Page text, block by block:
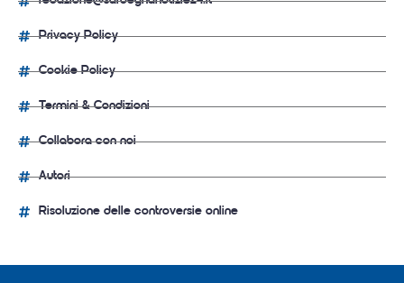
Privacy Policy
Cookie Policy
Termini & Condizioni
Collabora con noi
Autori
Risoluzione delle controversie online